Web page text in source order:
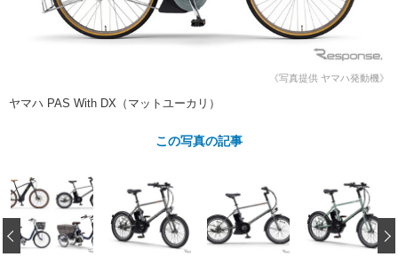
コラム
ショップレポート プロショップ検索
レストア
コラム
インタビュー
イベントレポート
《写真提供 ヤマハ発動機》
ヤマハ PAS With DX（マットユーカリ）
この写真の記事
‹